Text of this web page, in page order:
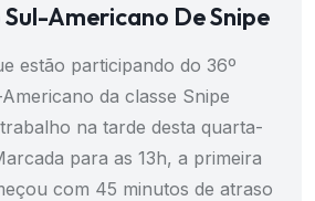
Americano De Snipe
estão participando do 36º
da classe Snipe
na tarde desta quarta-
para as 13h, a primeira
com 45 minutos de atraso